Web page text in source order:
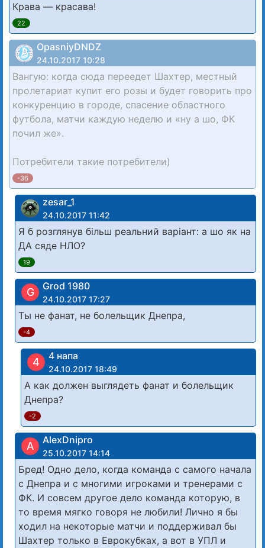
Крава — красава!
22
OpasniyDNDZ
24.10.2017 10:28
Вангую: когда сюда переедет Шахтер, местный
пролетариат купит его розы и будет говорить про
конкуренцию в городе, спасение областного
футбола, матчи каждую неделю и «ну а шо, ФК
почил же».
Потребители такие потребители)
-36
zesar_1
24.10.2017 11:42
Я б розглянув більш реальний варіант: а шо як на
ДА сяде НЛО?
19
G Grod 1980
24.10.2017 17:27
Ты не фанат, не болельщик Днепра,
-4
4 4 напа
24.10.2017 18:49
А как должен выглядеть фанат и болельщик
Днепра?
-2
A AlexDnipro
25.10.2017 14:14
Бред! Одно дело, когда команда с самого начала
с Днепра и с многими игроками и тренерами с
ФК. И совсем другое дело команда которую, в
то время мягко говоря не любили! Лично я бы
ходил на некоторые матчи и поддерживал бы
Шахтер только в Еврокубках, а вот в УПЛ и